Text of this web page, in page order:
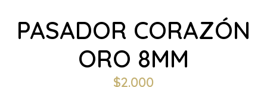
PASADOR CORAZÓN
ORO 8MM
$2.000